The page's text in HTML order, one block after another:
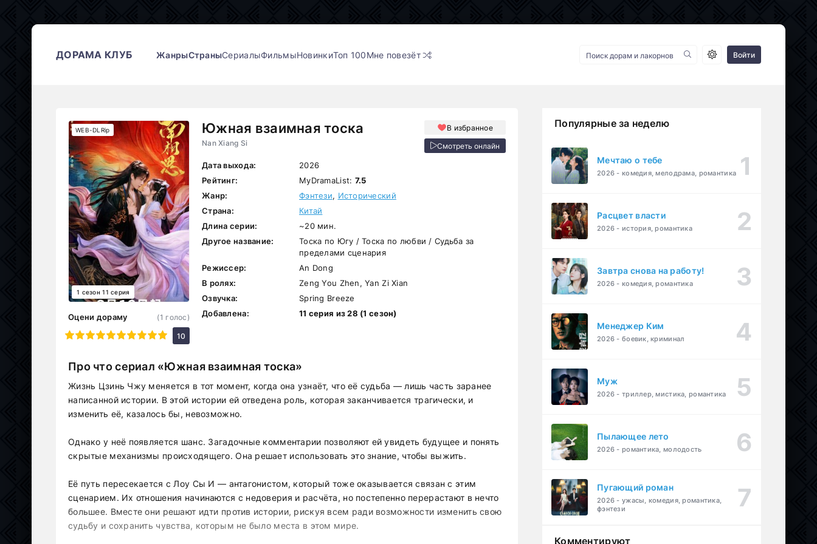
ДОРАМА КЛУБ ЖанрыСтраныСериалыФильмыНовинкиТоп 100Мне повезёт Войти
Южная взаимная тоска
Nan Xiang Si
В избранное
Смотреть онлайн
WEB-DLRip
1 сезон 11 серия
Оцени дораму
7 8 9 10
(1 голос)
10
Дата выхода:
2026
Рейтинг:
MyDramaList: 7.5
Жанр:
Фэнтези, Исторический
Страна:
Китай
Длина серии:
~20 мин.
Другое название:
Тоска по Югу / Тоска по любви / Судьба за
пределами сценария
Режиссер:
An Dong
В ролях:
Zeng You Zhen, Yan Zi Xian
Озвучка:
Spring Breeze
Добавлена:
11 серия из 28 (1 сезон)
Про что сериал «Южная взаимная тоска»
Жизнь Цзинь Чжу меняется в тот момент, когда она узнаёт, что её судьба — лишь часть заранее
написанной истории. В этой истории ей отведена роль, которая заканчивается трагически, и
изменить её, казалось бы, невозможно.
Однако у неё появляется шанс. Загадочные комментарии позволяют ей увидеть будущее и понять
скрытые механизмы происходящего. Она решает использовать это знание, чтобы выжить.
Её путь пересекается с Лоу Сы И — антагонистом, который тоже оказывается связан с этим
сценарием. Их отношения начинаются с недоверия и расчёта, но постепенно перерастают в нечто
большее. Вместе они решают идти против истории, рискуя всем ради возможности изменить свою
судьбу и сохранить чувства, которым не было места в этом мире.
Популярные за неделю
Мечтаю о тебе
2026 - комедия, мелодрама, романтика
Расцвет власти
2026 - история, романтика
Завтра снова на работу!
2026 - комедия, романтика
Менеджер Ким
2026 - боевик, криминал
Муж
2026 - триллер, мистика, романтика
Пылающее лето
2026 - романтика, молодость
Пугающий роман
2026 - ужасы, комедия, романтика,
фэнтези
Комментируют